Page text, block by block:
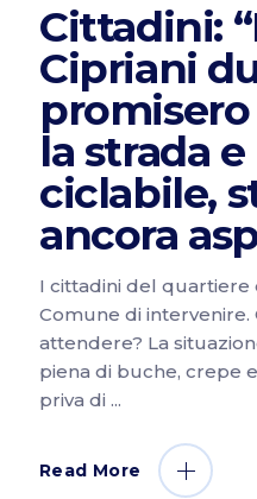
Cittadini:
Cipriani
la strada
ciclabile,
ancora
I cittadini del quartiere
Comune di
attendere? La
piena di buche, crepe
priva di
Read More